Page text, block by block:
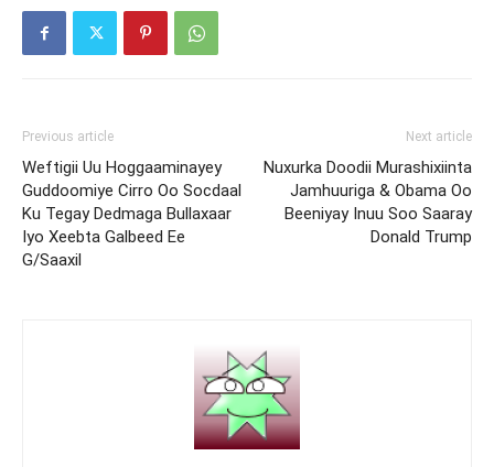
Previous article
Weftigii Uu Hoggaaminayey
Guddoomiye Cirro Oo Socdaal
Ku Tegay Dedmaga Bullaxaar
Iyo Xeebta Galbeed Ee
G/Saaxil
Next article
Nuxurka Doodii Murashixiinta
Jamhuuriga & Obama Oo
Beeniyay Inuu Soo Saaray
Donald Trump